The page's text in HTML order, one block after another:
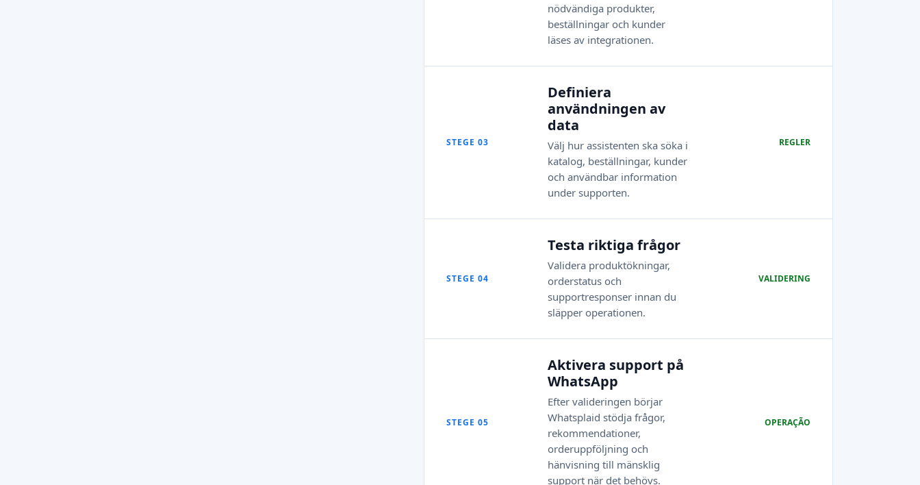
nödvändiga produkter,
beställningar och kunder
läses av integrationen.
STEGE 03
Definiera
användningen av
data
Välj hur assistenten ska söka i
katalog, beställningar, kunder
och användbar information
under supporten.
REGLER
STEGE 04
Testa riktiga frågor
Validera produktökningar,
orderstatus och
supportresponser innan du
släpper operationen.
VALIDERING
STEGE 05
Aktivera support på
WhatsApp
Efter valideringen börjar
Whatsplaid stödja frågor,
rekommendationer,
orderuppföljning och
hänvisning till mänsklig
support när det behövs.
OPERAÇÃO